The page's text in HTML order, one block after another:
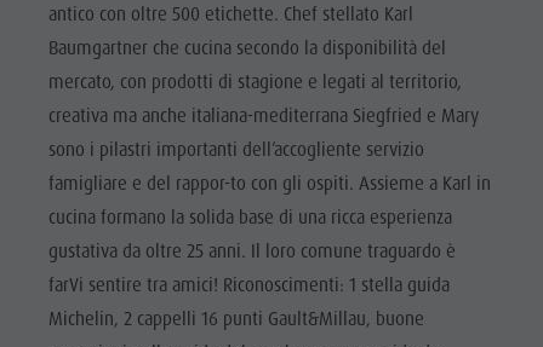
LOCALITÀ E
DINTORNI
TRADIZIONE E
ARTIGIANATO
HIGHLIGHT
EVENTS
Tennis
Nuotare
Panoramica dei tour
Imposta di soggiorno
Vacanza con il cane
Raccogliere funghi
Kronplatz Doctor Service
FAQ
antico con oltre 500 etichette. Chef stellato Karl
Baumgartner che cucina secondo la disponibilità del
mercato, con prodotti di stagione e legati al territorio,
creativa ma anche italiana-mediterrana Siegfried e Mary
sono i pilastri importanti dell’accogliente servizio
famigliare e del rappor-to con gli ospiti. Assieme a Karl in
cucina formano la solida base di una ricca esperienza
gustativa da oltre 25 anni. Il loro comune traguardo è
farVi sentire tra amici! Riconoscimenti: 1 stella guida
Michelin, 2 cappelli 16 punti Gault&Millau, buone